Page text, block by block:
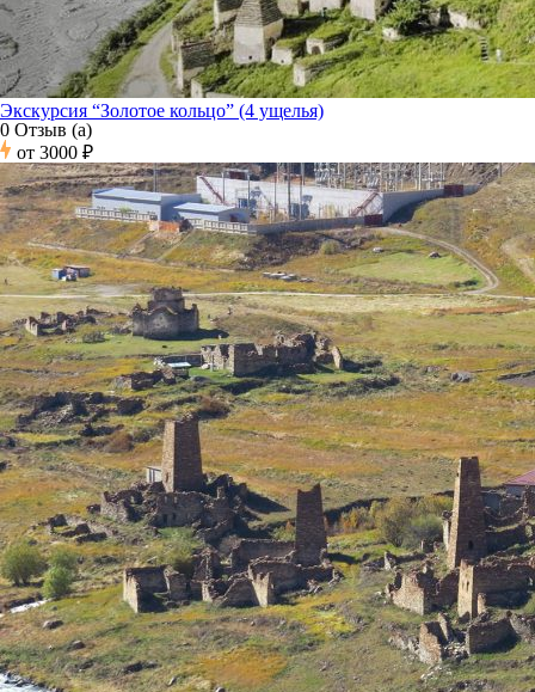
Экскурсия “Золотое кольцо” (4 ущелья)
0 Отзыв (а)
от 3000 ₽